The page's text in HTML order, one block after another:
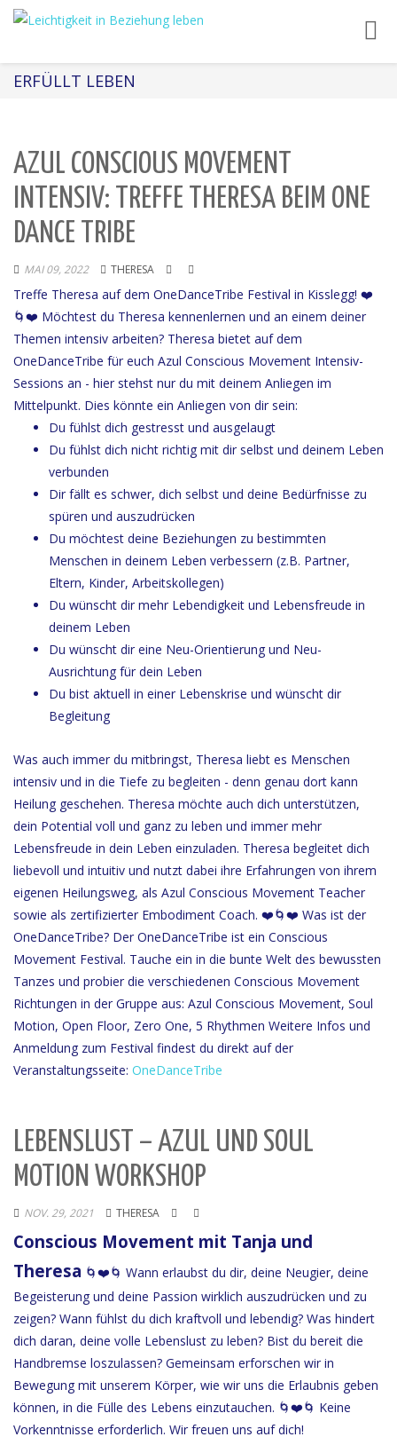
ERFÜLLT LEBEN
AZUL CONSCIOUS MOVEMENT
INTENSIV: TREFFE THERESA BEIM ONE
DANCE TRIBE
MAI 09, 2022 THERESA
Treffe Theresa auf dem OneDanceTribe Festival in Kisslegg! ❤️
🌀❤️ Möchtest du Theresa kennenlernen und an einem deiner
Themen intensiv arbeiten? Theresa bietet auf dem
OneDanceTribe für euch Azul Conscious Movement Intensiv-
Sessions an - hier stehst nur du mit deinem Anliegen im
Mittelpunkt. Dies könnte ein Anliegen von dir sein:
Du fühlst dich gestresst und ausgelaugt
Du fühlst dich nicht richtig mit dir selbst und deinem Leben
verbunden
Dir fällt es schwer, dich selbst und deine Bedürfnisse zu
spüren und auszudrücken
Du möchtest deine Beziehungen zu bestimmten
Menschen in deinem Leben verbessern (z.B. Partner,
Eltern, Kinder, Arbeitskollegen)
Du wünscht dir mehr Lebendigkeit und Lebensfreude in
deinem Leben
Du wünscht dir eine Neu-Orientierung und Neu-
Ausrichtung für dein Leben
Du bist aktuell in einer Lebenskrise und wünscht dir
Begleitung
Was auch immer du mitbringst, Theresa liebt es Menschen
intensiv und in die Tiefe zu begleiten - denn genau dort kann
Heilung geschehen. Theresa möchte auch dich unterstützen,
dein Potential voll und ganz zu leben und immer mehr
Lebensfreude in dein Leben einzuladen. Theresa begleitet dich
liebevoll und intuitiv und nutzt dabei ihre Erfahrungen von ihrem
eigenen Heilungsweg, als Azul Conscious Movement Teacher
sowie als zertifizierter Embodiment Coach. ❤️🌀❤️ Was ist der
OneDanceTribe? Der OneDanceTribe ist ein Conscious
Movement Festival. Tauche ein in die bunte Welt des bewussten
Tanzes und probier die verschiedenen Conscious Movement
Richtungen in der Gruppe aus: Azul Conscious Movement, Soul
Motion, Open Floor, Zero One, 5 Rhythmen Weitere Infos und
Anmeldung zum Festival findest du direkt auf der
Veranstaltungsseite: OneDanceTribe
LEBENSLUST – AZUL UND SOUL
MOTION WORKSHOP
NOV. 29, 2021 THERESA
Conscious Movement mit Tanja und
Theresa 🌀❤️🌀 Wann erlaubst du dir, deine Neugier, deine
Begeisterung und deine Passion wirklich auszudrücken und zu
zeigen? Wann fühlst du dich kraftvoll und lebendig? Was hindert
dich daran, deine volle Lebenslust zu leben? Bist du bereit die
Handbremse loszulassen? Gemeinsam erforschen wir in
Bewegung mit unserem Körper, wie wir uns die Erlaubnis geben
können, in die Fülle des Lebens einzutauchen. 🌀❤️🌀 Keine
Vorkenntnisse erforderlich. Wir freuen uns auf dich!